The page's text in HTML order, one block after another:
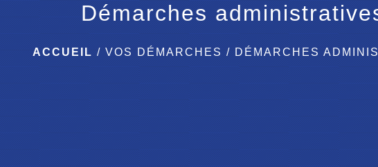
Démarches
ACCUEIL / VOS DÉMARCHES / DÉMARCHES